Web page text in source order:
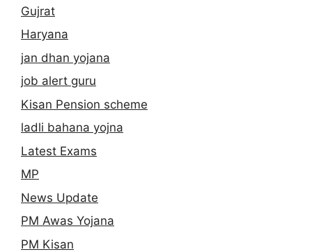
Gujrat
Haryana
jan dhan yojana
job alert guru
Kisan Pension scheme
ladli bahana yojna
Latest Exams
MP
News Update
PM Awas Yojana
PM Kisan